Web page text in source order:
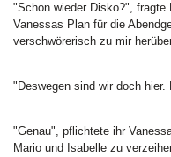
"Schon wieder Disko?", fragte
Vanessas Plan für die
verschwörerisch zu mir
"Deswegen sind wir doch hier.
"Genau", pflichtete ihr
Mario und Isabelle zu